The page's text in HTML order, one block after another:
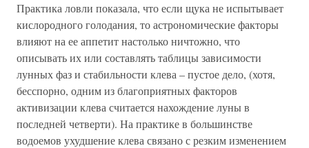
Практика ловли показала, что если щука не испытывает
кислородного голодания, то астрономические факторы
влияют на ее аппетит настолько ничтожно, что
описывать их или составлять таблицы зависимости
лунных фаз и стабильности клева – пустое дело, (хотя,
бесспорно, одним из благоприятных факторов
активизации клева считается нахождение луны в
последней четверти). На практике в большинстве
водоемов ухудшение клева связано с резким изменением